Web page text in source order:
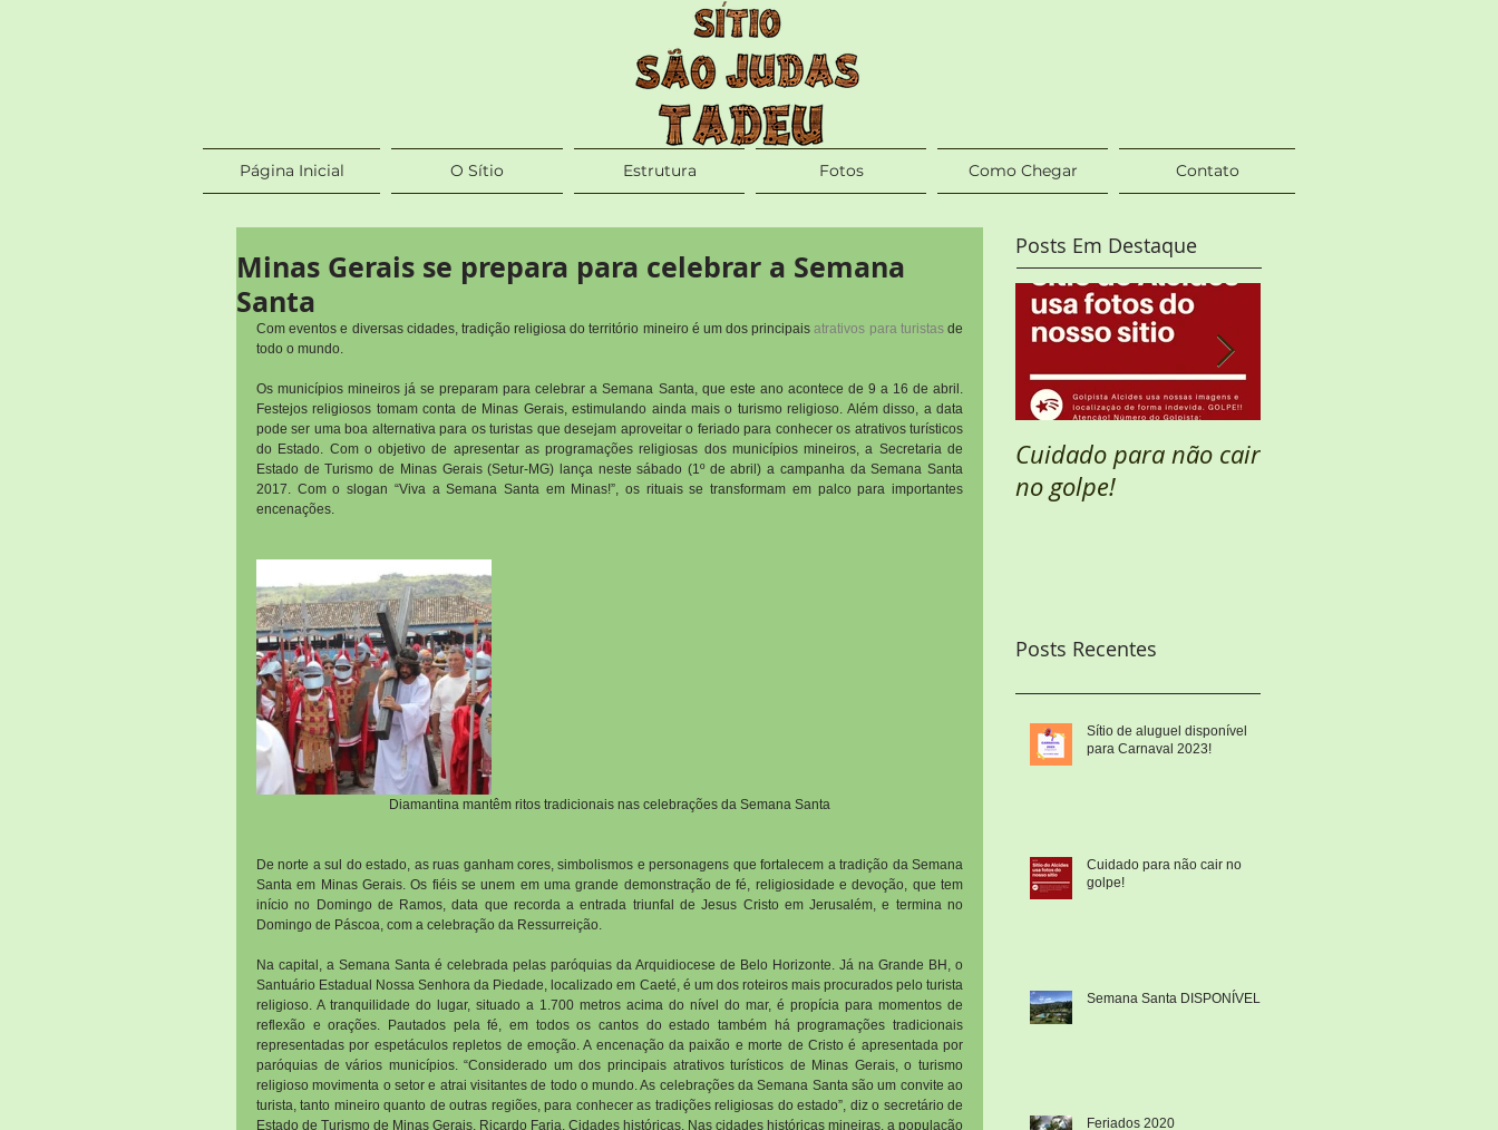
Página Inicial O Sítio Estrutura Fotos Como Chegar Contato
Minas Gerais se prepara para celebrar a Semana
Santa
Com eventos e diversas cidades, tradição religiosa do território mineiro é um dos principais atrativos para turistas de
todo o mundo.
Os municípios mineiros já se preparam para celebrar a Semana Santa, que este ano acontece de 9 a 16 de abril.
Festejos religiosos tomam conta de Minas Gerais, estimulando ainda mais o turismo religioso. Além disso, a data
pode ser uma boa alternativa para os turistas que desejam aproveitar o feriado para conhecer os atrativos turísticos
do Estado. Com o objetivo de apresentar as programações religiosas dos municípios mineiros, a Secretaria de
Estado de Turismo de Minas Gerais (Setur-MG) lança neste sábado (1º de abril) a campanha da Semana Santa
2017. Com o slogan “Viva a Semana Santa em Minas!”, os rituais se transformam em palco para importantes
encenações.
Diamantina mantêm ritos tradicionais nas celebrações da Semana Santa
De norte a sul do estado, as ruas ganham cores, simbolismos e personagens que fortalecem a tradição da Semana
Santa em Minas Gerais. Os fiéis se unem em uma grande demonstração de fé, religiosidade e devoção, que tem
início no Domingo de Ramos, data que recorda a entrada triunfal de Jesus Cristo em Jerusalém, e termina no
Domingo de Páscoa, com a celebração da Ressurreição.
Na capital, a Semana Santa é celebrada pelas paróquias da Arquidiocese de Belo Horizonte. Já na Grande BH, o
Santuário Estadual Nossa Senhora da Piedade, localizado em Caeté, é um dos roteiros mais procurados pelo turista
religioso. A tranquilidade do lugar, situado a 1.700 metros acima do nível do mar, é propícia para momentos de
reflexão e orações. Pautados pela fé, em todos os cantos do estado também há programações tradicionais
representadas por espetáculos repletos de emoção. A encenação da paixão e morte de Cristo é apresentada por
paróquias de vários municípios. “Considerado um dos principais atrativos turísticos de Minas Gerais, o turismo
religioso movimenta o setor e atrai visitantes de todo o mundo. As celebrações da Semana Santa são um convite ao
turista, tanto mineiro quanto de outras regiões, para conhecer as tradições religiosas do estado”, diz o secretário de
Estado de Turismo de Minas Gerais, Ricardo Faria. Cidades históricas. Nas cidades históricas mineiras, a população
Posts Em Destaque
Cuidado para não cair
no golpe!
Posts Recentes
Sítio de aluguel disponível
para Carnaval 2023!
Cuidado para não cair no
golpe!
Semana Santa DISPONÍVEL
Feriados 2020